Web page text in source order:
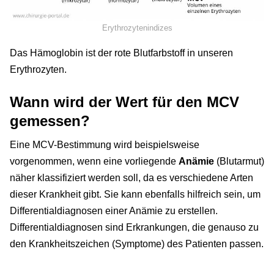
Erythrozytenindizes
Das Hämoglobin ist der rote Blutfarbstoff in unseren
Erythrozyten.
Wann wird der Wert für den MCV
gemessen?
Eine MCV-Bestimmung wird beispielsweise
vorgenommen, wenn eine vorliegende Anämie (Blutarmut)
näher klassifiziert werden soll, da es verschiedene Arten
dieser Krankheit gibt. Sie kann ebenfalls hilfreich sein, um
Differentialdiagnosen einer Anämie zu erstellen.
Differentialdiagnosen sind Erkrankungen, die genauso zu
den Krankheitszeichen (Symptome) des Patienten passen.